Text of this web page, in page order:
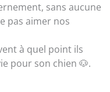
sans aucune
pas aimer nos
à quel point ils
pour son chien 🐶.